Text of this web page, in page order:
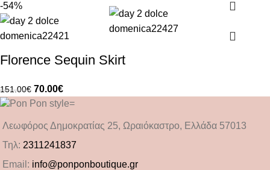
-54%
Florence Sequin Skirt
151.00€ 70.00€
Λεωφόρος Δημοκρατίας 25, Ωραιόκαστρο, Ελλάδα 57013
Τηλ: 2311241837
Email: info@ponponboutique.gr